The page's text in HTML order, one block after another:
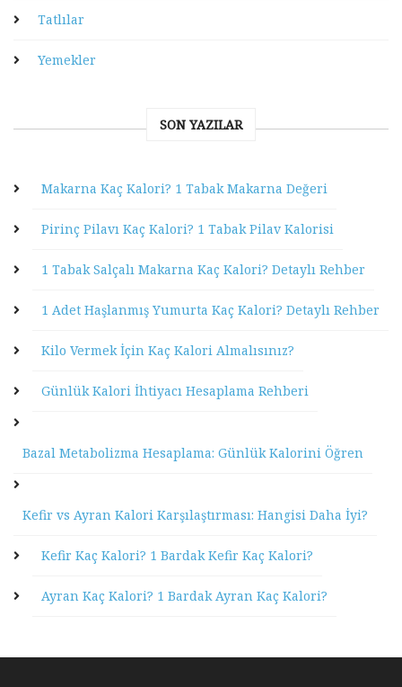
Tatlılar
Yemekler
SON YAZILAR
Makarna Kaç Kalori? 1 Tabak Makarna Değeri
Pirinç Pilavı Kaç Kalori? 1 Tabak Pilav Kalorisi
1 Tabak Salçalı Makarna Kaç Kalori? Detaylı Rehber
1 Adet Haşlanmış Yumurta Kaç Kalori? Detaylı Rehber
Kilo Vermek İçin Kaç Kalori Almalısınız?
Günlük Kalori İhtiyacı Hesaplama Rehberi
Bazal Metabolizma Hesaplama: Günlük Kalorini Öğren
Kefir vs Ayran Kalori Karşılaştırması: Hangisi Daha İyi?
Kefir Kaç Kalori? 1 Bardak Kefir Kaç Kalori?
Ayran Kaç Kalori? 1 Bardak Ayran Kaç Kalori?